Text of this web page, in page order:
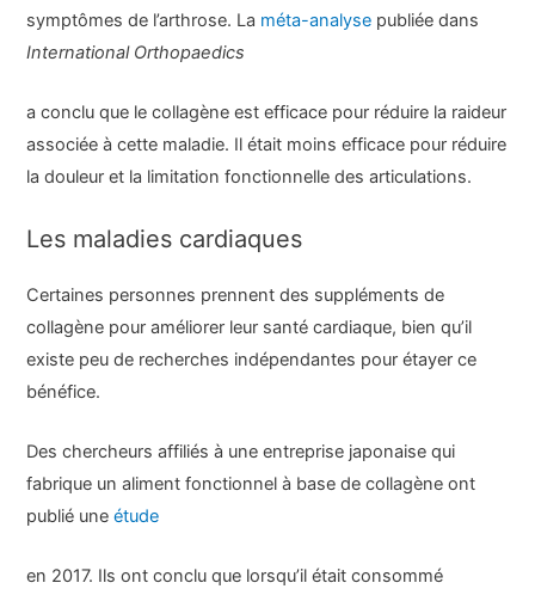
symptômes de l’arthrose. La méta-analyse publiée dans
International Orthopaedics
a conclu que le collagène est efficace pour réduire la raideur
associée à cette maladie. Il était moins efficace pour réduire
la douleur et la limitation fonctionnelle des articulations.
Les maladies cardiaques
Certaines personnes prennent des suppléments de
collagène pour améliorer leur santé cardiaque, bien qu’il
existe peu de recherches indépendantes pour étayer ce
bénéfice.
Des chercheurs affiliés à une entreprise japonaise qui
fabrique un aliment fonctionnel à base de collagène ont
publié uneétude
en 2017. Ils ont conclu que lorsqu’il était consommé